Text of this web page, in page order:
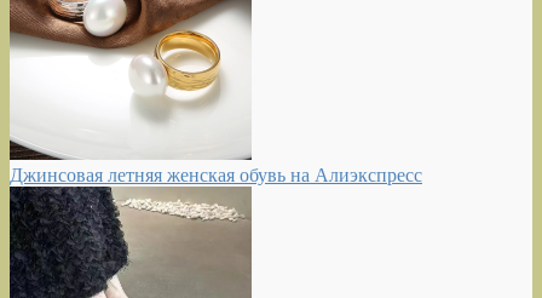
Джинсовая летняя женская обувь на Алиэкспресс